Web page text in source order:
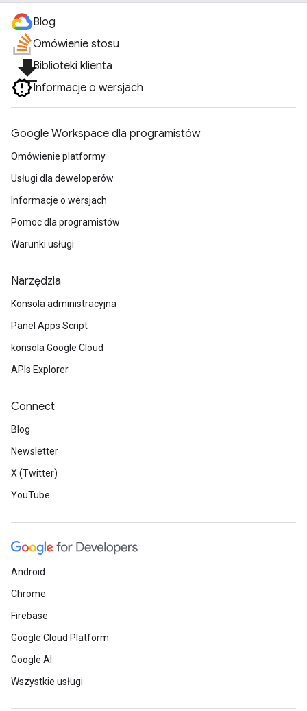
Blog
Omówienie stosu
file_downloadBiblioteki klienta
Informacje o wersjach
Google Workspace dla programistów
Omówienie platformy
Usługi dla deweloperów
Informacje o wersjach
Pomoc dla programistów
Warunki usługi
Narzędzia
Konsola administracyjna
Panel Apps Script
konsola Google Cloud
APIs Explorer
Connect
Blog
Newsletter
X (Twitter)
YouTube
Android
Chrome
Firebase
Google Cloud Platform
Google AI
Wszystkie usługi